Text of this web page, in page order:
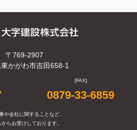
〒769-2907
かがわ市吉田658-1
[FAX]
0879-33-6859
や会社に関することなど、
からお受けしております。